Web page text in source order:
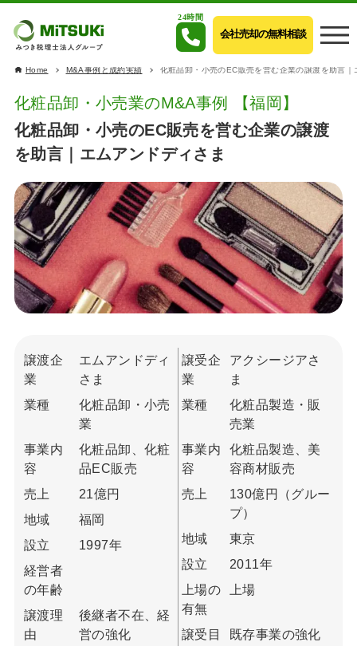
24時間
会社売却の無料相談
Home M&A事例と成約実績 化粧品卸・小売のEC販売を営む企業の譲渡を助言｜
化粧品卸・小売業のM&A事例 【福岡】
化粧品卸・小売のEC販売を営む企業の譲渡
を助言｜エムアンドディさま
譲渡企
業
エムアンドディ
さま
業種
化粧品卸・小売
業
事業内
容
化粧品卸、化粧
品EC販売
売上
21億円
地域
福岡
設立
1997年
経営者
の年齢
譲渡理
由
後継者不在、経
営の強化
譲受企
業
アクシージアさ
ま
業種
化粧品製造・販
売業
事業内
容
化粧品製造、美
容商材販売
売上
130億円（グルー
プ）
地域
東京
設立
2011年
上場の
有無
上場
譲受目
既存事業の強化